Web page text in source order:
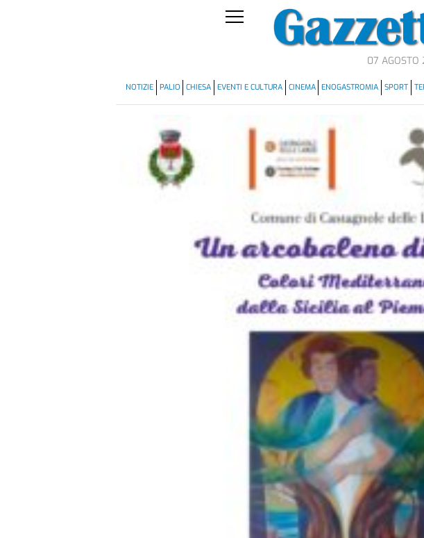
07 AGOSTO
NOTIZIE PALIO CHIESA EVENTI E CULTURA CINEMA ENOGASTROMIA SPORT